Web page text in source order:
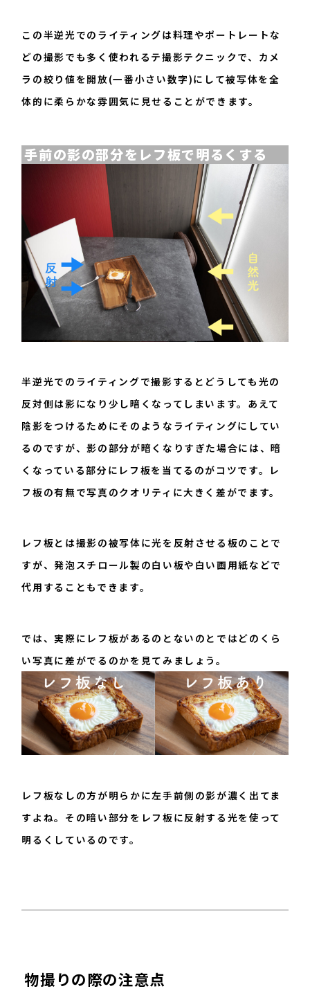
この半逆光でのライティングは料理やポートレートな
どの撮影でも多く使われるテ撮影テクニックで、カメ
ラの絞り値を開放(一番小さい数字)にして被写体を全
体的に柔らかな雰囲気に見せることができます。
手前の影の部分をレフ板で明るくする
半逆光でのライティングで撮影するとどうしても光の
反対側は影になり少し暗くなってしまいます。あえて
陰影をつけるためにそのようなライティングにしてい
るのですが、影の部分が暗くなりすぎた場合には、暗
くなっている部分にレフ板を当てるのがコツです。レ
フ板の有無で写真のクオリティに大きく差がでます。
レフ板とは撮影の被写体に光を反射させる板のことで
すが、発泡スチロール製の白い板や白い画用紙などで
代用することもできます。
では、実際にレフ板があるのとないのとではどのくら
い写真に差がでるのかを見てみましょう。
レフ板なしの方が明らかに左手前側の影が濃く出てま
すよね。その暗い部分をレフ板に反射する光を使って
明るくしているのです。
物撮りの際の注意点